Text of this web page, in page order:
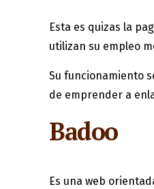
Esta es quizas la
utilizan su empleo
Su funcionamiento
de emprender a
Badoo
Es una web